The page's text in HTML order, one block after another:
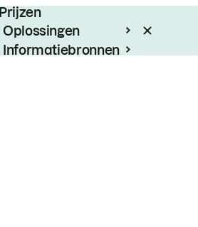
Prijzen
Oplossingen
Informatiebronnen